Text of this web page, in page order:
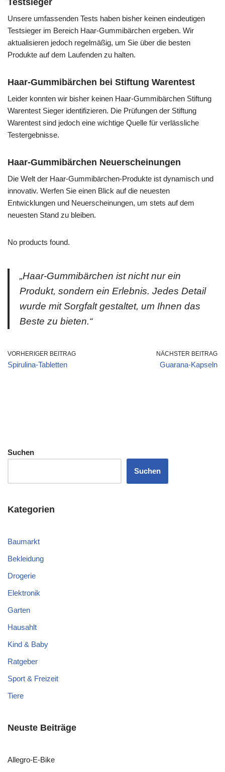
Testsieger
Unsere umfassenden Tests haben bisher keinen eindeutigen
Testsieger im Bereich Haar-Gummibärchen ergeben. Wir
aktualisieren jedoch regelmäßig, um Sie über die besten
Produkte auf dem Laufenden zu halten.
Haar-Gummibärchen bei Stiftung Warentest
Leider konnten wir bisher keinen Haar-Gummibärchen Stiftung
Warentest Sieger identifizieren. Die Prüfungen der Stiftung
Warentest sind jedoch eine wichtige Quelle für verlässliche
Testergebnisse.
Haar-Gummibärchen Neuerscheinungen
Die Welt der Haar-Gummibärchen-Produkte ist dynamisch und
innovativ. Werfen Sie einen Blick auf die neuesten
Entwicklungen und Neuerscheinungen, um stets auf dem
neuesten Stand zu bleiben.
No products found.
„Haar-Gummibärchen ist nicht nur ein
Produkt, sondern ein Erlebnis. Jedes Detail
wurde mit Sorgfalt gestaltet, um Ihnen das
Beste zu bieten.“
VORHERIGER BEITRAG
Spirulina-Tabletten
NÄCHSTER BEITRAG
Guarana-Kapseln
Suchen
Suchen
Kategorien
Baumarkt
Bekleidung
Drogerie
Elektronik
Garten
Hausahlt
Kind & Baby
Ratgeber
Sport & Freizeit
Tiere
Neuste Beiträge
Allegro-E-Bike